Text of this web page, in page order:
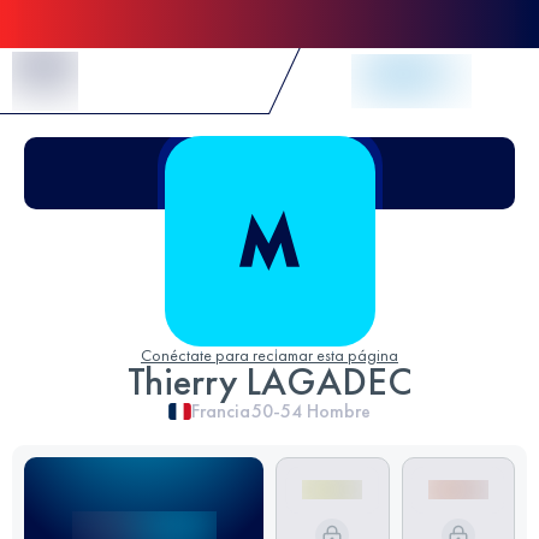
Conéctate para reclamar esta página
Thierry LAGADEC
Francia50-54 Hombre